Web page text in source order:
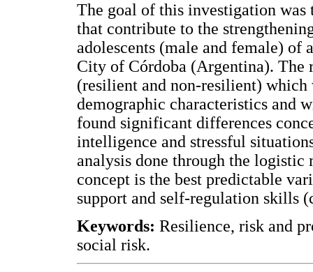
The goal of this investigation
that contribute to the
adolescents (male and female)
City of Córdoba (Argentina). The
(resilient and non-resilient)
demographic characteristics and
found significant differences
intelligence and stressful
analysis done through the
concept is the best predictable
support and self-regulation skills
Keywords: Resilience, risk and
social risk.